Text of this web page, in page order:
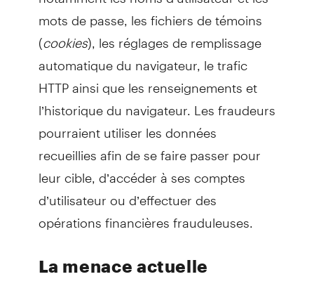
mots de passe, les fichiers de témoins
(cookies), les réglages de remplissage
automatique du navigateur, le trafic
HTTP ainsi que les renseignements et
l’historique du navigateur. Les fraudeurs
pourraient utiliser les données
recueillies afin de se faire passer pour
leur cible, d’accéder à ses comptes
d’utilisateur ou d’effectuer des
opérations financières frauduleuses.
La menace actuelle